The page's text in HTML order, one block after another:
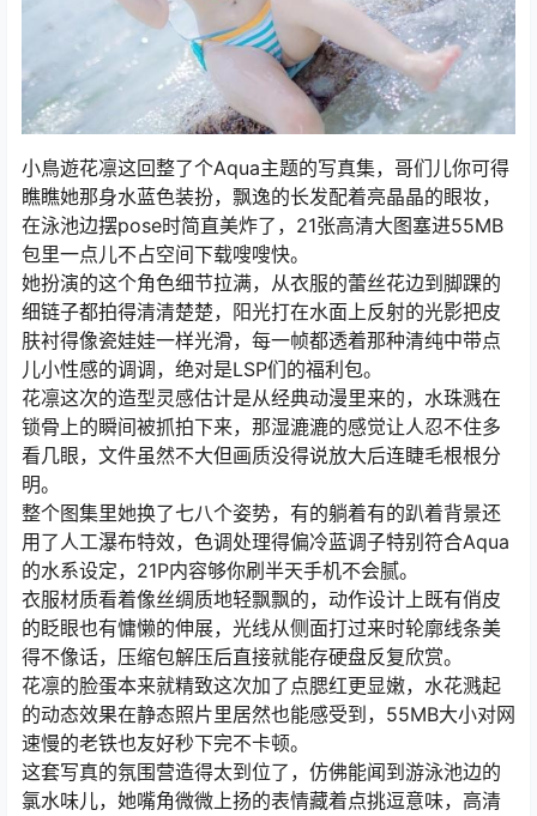
小鳥遊花凛这回整了个Aqua主题的写真集，哥们儿你可得
瞧瞧她那身水蓝色装扮，飘逸的长发配着亮晶晶的眼妆，
在泳池边摆pose时简直美炸了，21张高清大图塞进55MB
包里一点儿不占空间下载嗖嗖快。
她扮演的这个角色细节拉满，从衣服的蕾丝花边到脚踝的
细链子都拍得清清楚楚，阳光打在水面上反射的光影把皮
肤衬得像瓷娃娃一样光滑，每一帧都透着那种清纯中带点
儿小性感的调调，绝对是LSP们的福利包。
花凛这次的造型灵感估计是从经典动漫里来的，水珠溅在
锁骨上的瞬间被抓拍下来，那湿漉漉的感觉让人忍不住多
看几眼，文件虽然不大但画质没得说放大后连睫毛根根分
明。
整个图集里她换了七八个姿势，有的躺着有的趴着背景还
用了人工瀑布特效，色调处理得偏冷蓝调子特别符合Aqua
的水系设定，21P内容够你刷半天手机不会腻。
衣服材质看着像丝绸质地轻飘飘的，动作设计上既有俏皮
的眨眼也有慵懒的伸展，光线从侧面打过来时轮廓线条美
得不像话，压缩包解压后直接就能存硬盘反复欣赏。
花凛的脸蛋本来就精致这次加了点腮红更显嫩，水花溅起
的动态效果在静态照片里居然也能感受到，55MB大小对网
速慢的老铁也友好秒下完不卡顿。
这套写真的氛围营造得太到位了，仿佛能闻到游泳池边的
氯水味儿，她嘴角微微上扬的表情藏着点挑逗意味，高清